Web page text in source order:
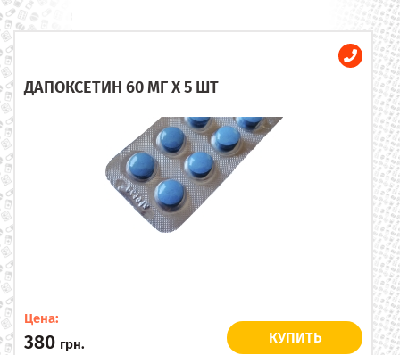
ДАПОКСЕТИН 60 МГ X 5 ШТ
Цена:
380 грн. КУПИТЬ